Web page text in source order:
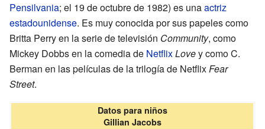
Pensilvania; el 19 de octubre de 1982) es unaactriz
estadounidense. Es muy conocida por sus papeles como
Britta Perry en la serie de televisión Community, como
Mickey Dobbs en la comedia de NetflixLovey como C.
Berman en las películas de la trilogía de NetflixFear
Street.
Datos para niños
Gillian Jacobs